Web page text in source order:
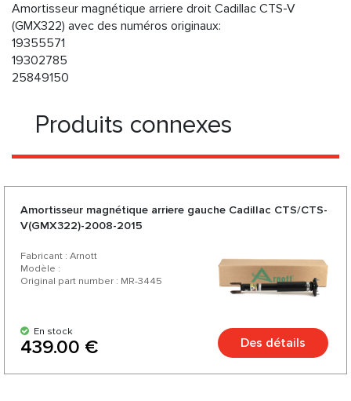
Amortisseur magnétique arriere droit Cadillac CTS-V
(GMX322) avec des numéros originaux:
19355571
19302785
25849150
Produits connexes
Amortisseur magnétique arriere gauche Cadillac CTS/CTS-
V(GMX322)-2008-2015
Fabricant : Arnott
Modèle :
Original part number : MR-3445
En stock
439.00 € Des détails